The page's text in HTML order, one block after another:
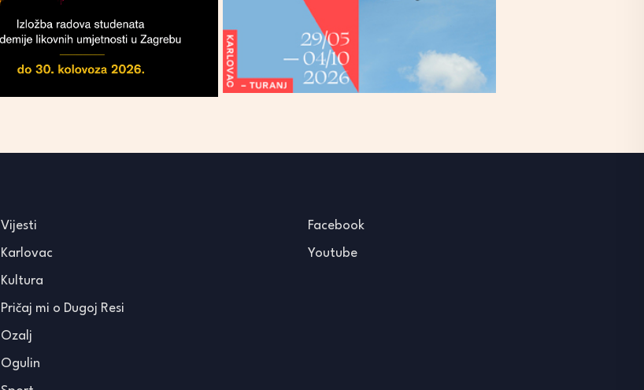
Vijesti
Karlovac
Kultura
Pričaj mi o Dugoj Resi
Ozalj
Ogulin
Facebook
Youtube